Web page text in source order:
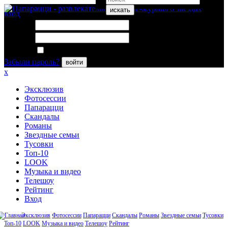
искать
вход
Забыли пароль?
войти
x
Эксклюзив
Фотосессии
Папарацци
Скандалы
Романы
Звездные семьи
Тусовки
Топ-10
LOOK
Музыка и видео
Телешоу
Рейтинг
Вход
Эксклюзив Фотосессии Папарацци Скандалы Романы Звездные семьи Тусовки
Топ-10 LOOK Музыка и видео Телешоу Рейтинг